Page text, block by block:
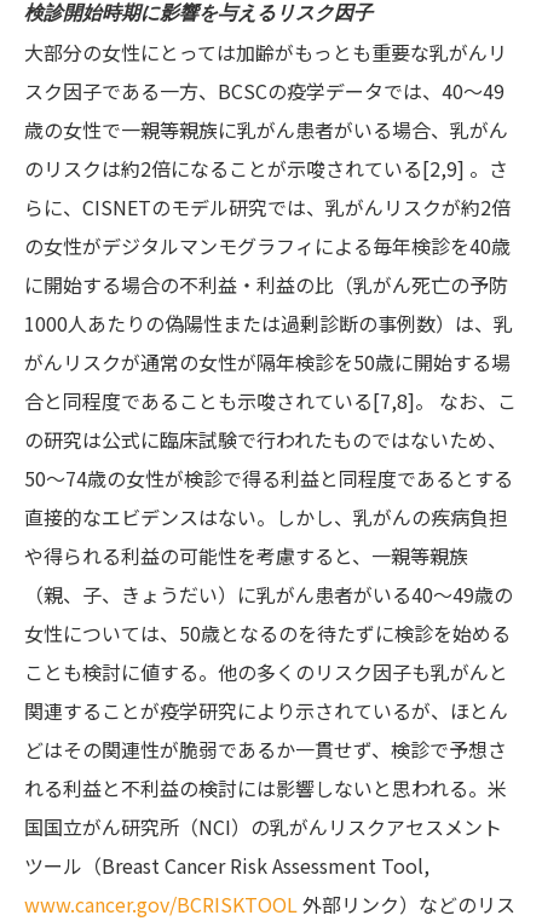
検診開始時期に影響を与えるリスク因子
大部分の女性にとっては加齢がもっとも重要な乳がんリ
スク因子である一方、BCSCの疫学データでは、40～49
歳の女性で一親等親族に乳がん患者がいる場合、乳がん
のリスクは約2倍になることが示唆されている[2,9] 。さ
らに、CISNETのモデル研究では、乳がんリスクが約2倍
の女性がデジタルマンモグラフィによる毎年検診を40歳
に開始する場合の不利益・利益の比（乳がん死亡の予防
1000人あたりの偽陽性または過剰診断の事例数）は、乳
がんリスクが通常の女性が隔年検診を50歳に開始する場
合と同程度であることも示唆されている[7,8]。 なお、こ
の研究は公式に臨床試験で行われたものではないため、
50～74歳の女性が検診で得る利益と同程度であるとする
直接的なエビデンスはない。しかし、乳がんの疾病負担
や得られる利益の可能性を考慮すると、一親等親族
（親、子、きょうだい）に乳がん患者がいる40～49歳の
女性については、50歳となるのを待たずに検診を始める
ことも検討に値する。他の多くのリスク因子も乳がんと
関連することが疫学研究により示されているが、ほとん
どはその関連性が脆弱であるか一貫せず、検診で予想さ
れる利益と不利益の検討には影響しないと思われる。米
国国立がん研究所（NCI）の乳がんリスクアセスメント
ツール（Breast Cancer Risk Assessment Tool,
www.cancer.gov/BCRISKTOOL外部リンク）などのリス